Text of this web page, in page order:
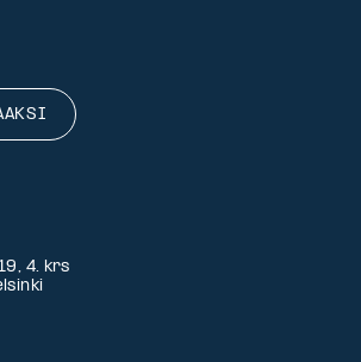
4. krs